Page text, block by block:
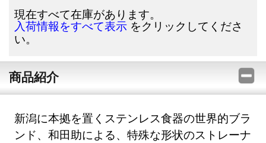
現在すべて在庫があります。
入荷情報をすべて表示 をクリックしてくださ
い。
商品紹介
新潟に本拠を置くステンレス食器の世界的ブラ
ンド、和田助による、特殊な形状のストレーナ